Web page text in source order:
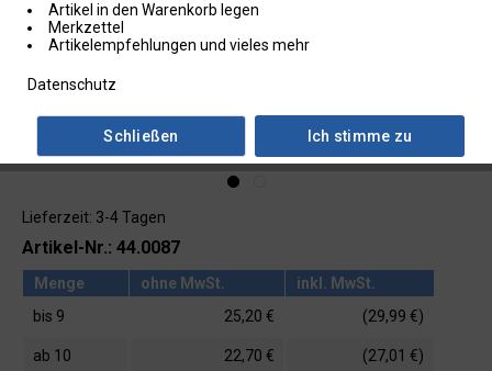
Lieferzeit: 3-4 Tagen
Artikel-Nr.: 44.0087
Menge ohne MwSt.
inkl. MwSt.
bis 9 25,20 € (29,99 €)
ab 10 22,70 € (27,01 €)
Artikel in den Warenkorb legen
Merkzettel
Artikelempfehlungen und vieles mehr
Datenschutz
Ich stimme zu
Schließen